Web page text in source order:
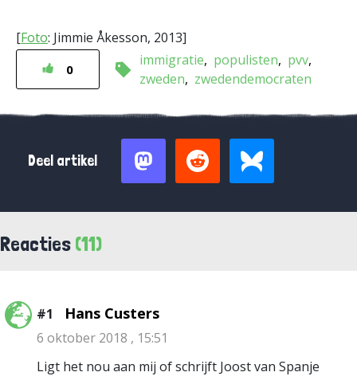
[Foto: Jimmie Åkesson, 2013]
0
immigratie populisten
pvv
zweden
zwedendemocraten
Deel artikel
Reacties (11)
#1 Hans Custers
6 oktober 2018 , 15:51
Ligt het nou aan mij of schrijft Joost van Spanje